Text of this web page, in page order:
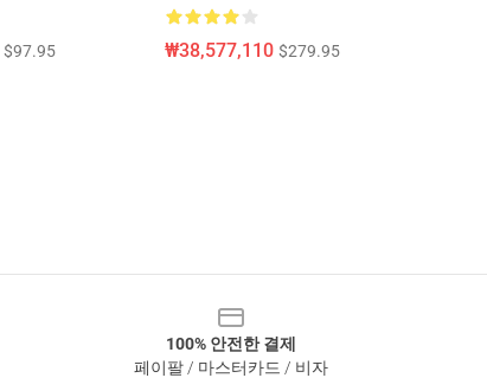
$97.95 ₩38,577,110 $279.95
100% 안전한 결제
페이팔 / 마스터카드 / 비자